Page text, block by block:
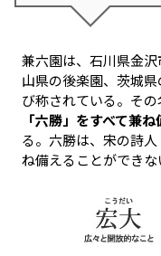
兼六園は、石川県金
山県の後楽園、茨城
び称されている。そ
「六勝」をすべて兼
る。六勝は、宋の詩
ね備えることができな